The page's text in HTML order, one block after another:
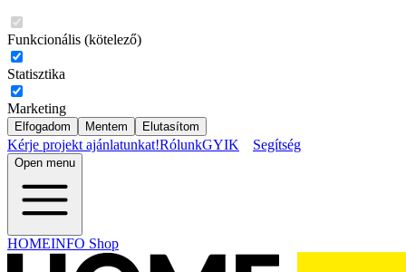
Funkcionális (kötelező)
Statisztika
Marketing
Elfogadom Mentem Elutasítom
Kérje projekt ajánlatunkat!RólunkGYIK Segítség
Open menu
HOMEINFO Shop